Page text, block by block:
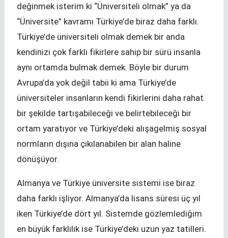
değinmek isterim ki “Üniversiteli olmak” ya da
“Üniversite” kavramı Türkiye’de biraz daha farklı.
Türkiye’de üniversiteli olmak demek bir anda
kendinizi çok farklı fikirlere sahip bir sürü insanla
aynı ortamda bulmak demek. Böyle bir durum
Avrupa’da yok değil tabii ki ama Türkiye’de
üniversiteler insanların kendi fikirlerini daha rahat
bir şekilde tartışabileceği ve belirtebileceği bir
ortam yaratıyor ve Türkiye’deki alışagelmiş sosyal
normların dışına çıkılanabilen bir alan haline
dönüşüyor.
Almanya ve Türkiye üniversite sistemi ise biraz
daha farklı işliyor. Almanya’da lisans süresi üç yıl
iken Türkiye’de dört yıl. Sistemde gözlemlediğim
en büyük farklılık ise Türkiye’deki uzun yaz tatilleri.